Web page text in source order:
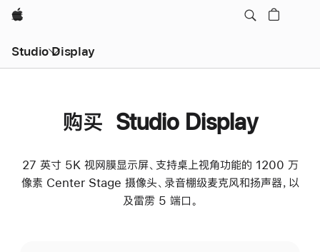
Apple
Studio Display
购买 Studio Display
27 英寸 5K 视网膜显示屏、支持桌上视角功能的 1200 万
像素 Center Stage 摄像头、录音棚级麦克风和扬声器，以
及雷雳 5 端口。